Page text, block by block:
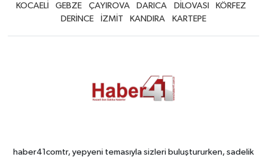
KOCAELİ GEBZE ÇAYIROVA DARICA DİLOVASI
KÖRFEZ
DERİNCE
İZMİT KANDIRA KARTEPE
haber41comtr, yepyeni temasıyla sizleri buluştururken, sadelik